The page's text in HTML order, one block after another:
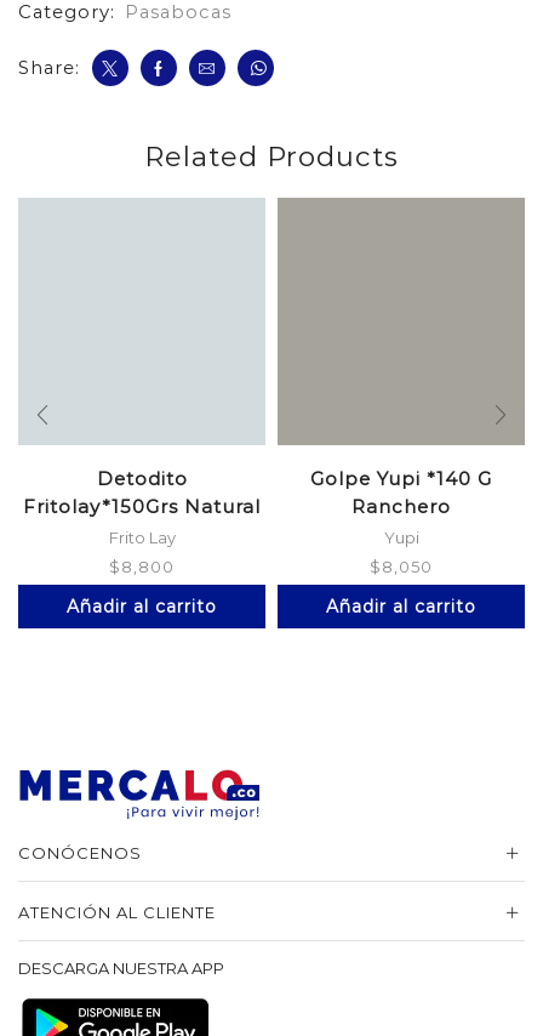
Category:
Pasabocas
Share:
Related Products
Detodito
Fritolay*150Grs Natural
Frito Lay
$8,800
Añadir al carrito
Golpe Yupi *140 G
Ranchero
Yupi
$8,050
Añadir al carrito
CONÓCENOS
ATENCIÓN AL CLIENTE
DESCARGA NUESTRA APP